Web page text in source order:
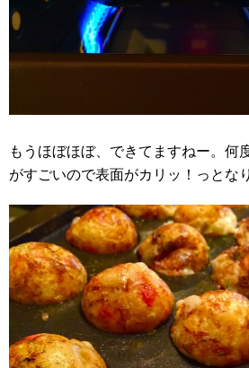
もうほぼほぼ、できてますねー。何
がすごいので表面がカリッ！っとな